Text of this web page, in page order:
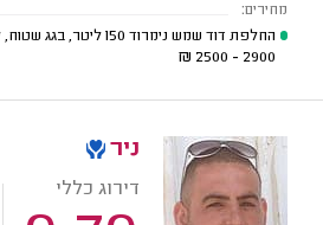
מחירים:
החלפת דוד שמש נימרוד 150 ליטר, בגג שטוח, ללא קולטים
2900 - 2500
₪
ניר
דירוג כללי